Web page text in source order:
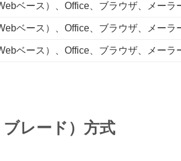
ベース）、Office、ブラウザ、メーラ
ベース）、Office、ブラウザ、メーラ
ベース）、Office、ブラウザ、メーラ
レード）方式